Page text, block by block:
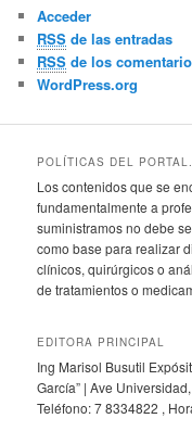
Acceder
RSS de las entradas
RSS de los
WordPress.org
POLÍTICAS DEL PORTAL.
Los contenidos que se
fundamentalmente a
suministramos no debe
como base para realizar
clínicos, quirúrgicos o
de tratamientos o
EDITORA PRINCIPAL
Ing Marisol Busutil
García” | Ave
Teléfono: 7 8334822 ,